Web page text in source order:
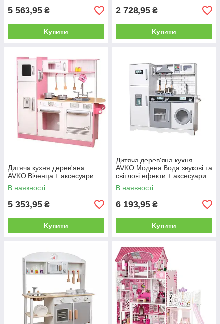
5 563,95 ₴
Купити
2 728,95 ₴
Купити
Дитяча кухня дерев'яна
AVKO Віченца + аксесуари
В наявності
5 353,95 ₴
Купити
Дитяча дерев'яна кухня
AVKO Модена Вода звукові та
світлові ефекти + аксесуари
В наявності
6 193,95 ₴
Купити